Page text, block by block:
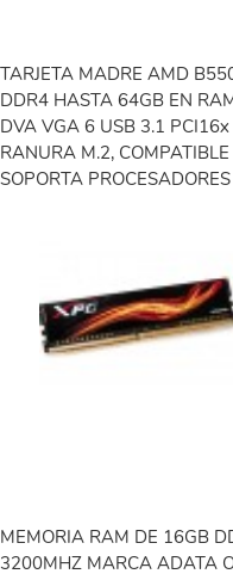
TARJETA MADRE AMD
DDR4 HASTA 64GB EN
DVA VGA 6 USB 3.1 PCI16x
RANURA M.2, COMPATIBLE
SOPORTA
MEMORIA RAM DE 16GB
3200MHZ MARCA ADATA